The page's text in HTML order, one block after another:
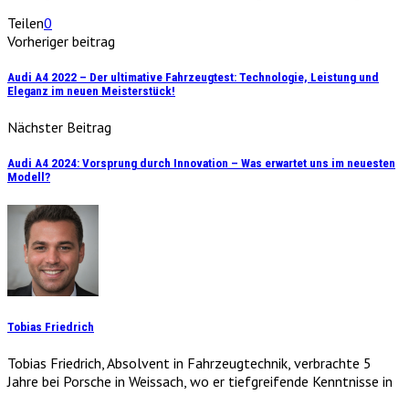
Teilen0
Vorheriger beitrag
Audi A4 2022 – Der ultimative Fahrzeugtest: Technologie, Leistung und
Eleganz im neuen Meisterstück!
Nächster Beitrag
Audi A4 2024: Vorsprung durch Innovation – Was erwartet uns im neuesten
Modell?
Tobias Friedrich
Tobias Friedrich, Absolvent in Fahrzeugtechnik, verbrachte 5
Jahre bei Porsche in Weissach, wo er tiefgreifende Kenntnisse in